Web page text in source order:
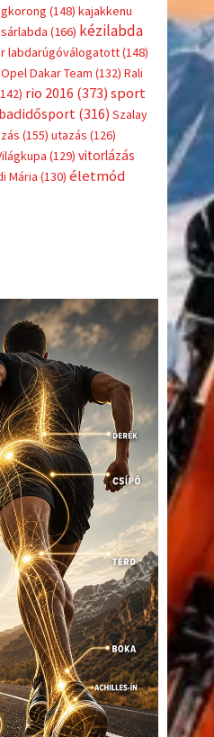
(148) kajakkenu
(166) kézilabda
labdarúgóválogatott(148)
Opel Dakar Team (132) Rali
rio 2016 (373) sport
(316) Szalay
(155) utazás (126)
(129) vitorlázás
Mária (130) életmód